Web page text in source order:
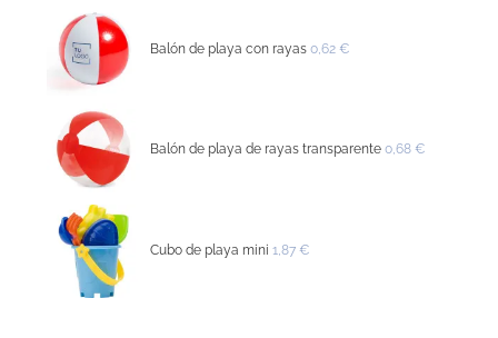
Balón de playa con rayas 0,62 €
Balón de playa de rayas transparente 0,68 €
Cubo de playa mini 1,87 €